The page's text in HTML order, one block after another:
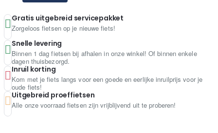
Gratis uitgebreid servicepakket
Zorgeloos fietsen op je nieuwe fiets!
Snelle levering
Binnen 1 dag fietsen bij afhalen in onze winkel! Of binnen enkele
dagen thuisbezorgd.
Inruil korting
Kom met je fiets langs voor een goede en eerlijke inruilprijs voor je
oude fiets!
Uitgebreid proeffietsen
Alle onze voorraad fietsen zijn vrijblijvend uit te proberen!